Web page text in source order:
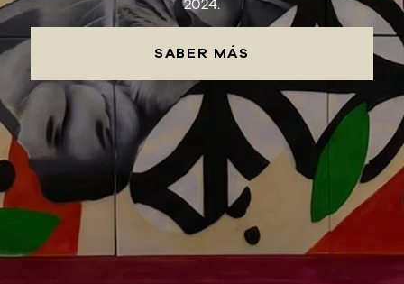
2024.
SABER MÁS